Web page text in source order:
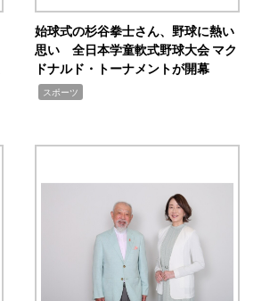
始球式の杉谷拳士さん、野球に熱い
思い 全日本学童軟式野球大会 マク
ドナルド・トーナメントが開幕
スポーツ